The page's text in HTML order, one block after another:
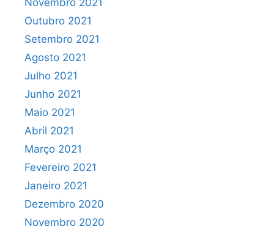
Novembro 2021
Outubro 2021
Setembro 2021
Agosto 2021
Julho 2021
Junho 2021
Maio 2021
Abril 2021
Março 2021
Fevereiro 2021
Janeiro 2021
Dezembro 2020
Novembro 2020